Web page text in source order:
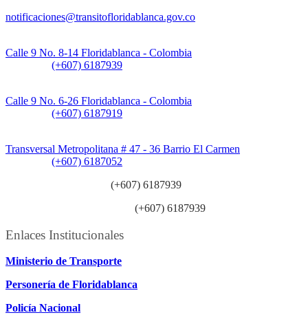
notificaciones@transitofloridablanca.gov.co
Calle 9 No. 8-14 Floridablanca - Colombia
(+607) 6187939
Calle 9 No. 6-26 Floridablanca - Colombia
(+607) 6187919
Transversal Metropolitana # 47 - 36 Barrio El Carmen
(+607) 6187052
(+607) 6187939
(+607) 6187939
Enlaces Institucionales
Ministerio de Transporte
Personería de Floridablanca
Policía Nacional